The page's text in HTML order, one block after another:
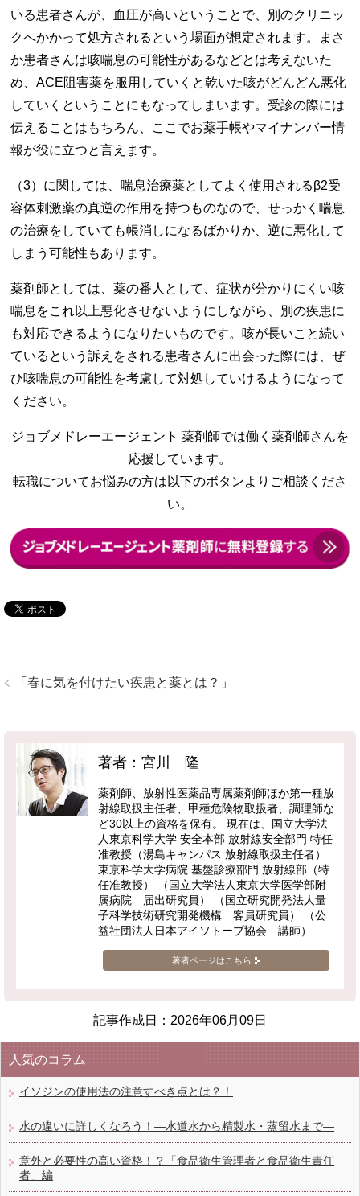
いる患者さんが、血圧が高いということで、別のクリニッ
クへかかって処方されるという場面が想定されます。まさ
か患者さんは咳喘息の可能性があるなどとは考えないた
め、ACE阻害薬を服用していくと乾いた咳がどんどん悪化
していくということにもなってしまいます。受診の際には
伝えることはもちろん、ここでお薬手帳やマイナンバー情
報が役に立つと言えます。
（3）に関しては、喘息治療薬としてよく使用されるβ2受
容体刺激薬の真逆の作用を持つものなので、せっかく喘息
の治療をしていても帳消しになるばかりか、逆に悪化して
しまう可能性もあります。
薬剤師としては、薬の番人として、症状が分かりにくい咳
喘息をこれ以上悪化させないようにしながら、別の疾患に
も対応できるようになりたいものです。咳が長いこと続い
ているという訴えをされる患者さんに出会った際には、ぜ
ひ咳喘息の可能性を考慮して対処していけるようになって
ください。
ジョブメドレーエージェント 薬剤師では働く薬剤師さんを
応援しています。
転職についてお悩みの方は以下のボタンよりご相談くださ
い。
「 春に気を付けたい疾患と薬とは？ 」
著者：宮川 隆
薬剤師、放射性医薬品専属薬剤師ほか第一種放
射線取扱主任者、甲種危険物取扱者、調理師な
ど30以上の資格を保有。 現在は、国立大学法
人東京科学大学 安全本部 放射線安全部門 特任
准教授（湯島キャンパス 放射線取扱主任者）
東京科学大学病院 基盤診療部門 放射線部（特
任准教授） （国立大学法人東京大学医学部附
属病院 届出研究員） （国立研究開発法人量
子科学技術研究開発機構 客員研究員） （公
益社団法人日本アイソトープ協会 講師）
著者ページはこちら
記事作成日： 2026年06月09日
人気のコラム
イソジンの使用法の注意すべき点とは？！
水の違いに詳しくなろう！―水道水から精製水・蒸留水まで―
意外と必要性の高い資格！？「食品衛生管理者と食品衛生責任
者」編